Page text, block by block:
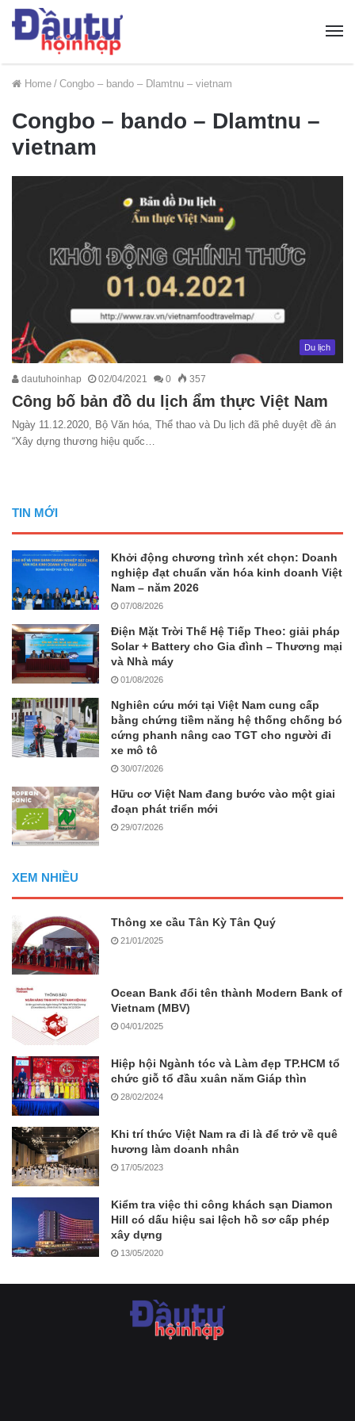
Home / Congbo – bando – Dlamtnu – vietnam
Congbo – bando – Dlamtnu –
vietnam
Du lịch
dautuhoinhap 02/04/2021 0 357
Công bố bản đồ du lịch ẩm thực Việt Nam
Ngày 11.12.2020, Bộ Văn hóa, Thể thao và Du lịch đã phê duyệt đề án
“Xây dựng thương hiệu quốc…
TIN MỚI
Khởi động chương trình xét chọn: Doanh
nghiệp đạt chuẩn văn hóa kinh doanh Việt
Nam – năm 2026
07/08/2026
Điện Mặt Trời Thế Hệ Tiếp Theo: giải pháp
Solar + Battery cho Gia đình – Thương mại
và Nhà máy
01/08/2026
Nghiên cứu mới tại Việt Nam cung cấp
bằng chứng tiềm năng hệ thống chống bó
cứng phanh nâng cao TGT cho người đi
xe mô tô
30/07/2026
Hữu cơ Việt Nam đang bước vào một giai
đoạn phát triển mới
29/07/2026
XEM NHIỀU
Thông xe cầu Tân Kỳ Tân Quý
21/01/2025
Ocean Bank đổi tên thành Modern Bank of
Vietnam (MBV)
04/01/2025
Hiệp hội Ngành tóc và Làm đẹp TP.HCM tổ
chức giỗ tổ đầu xuân năm Giáp thìn
28/02/2024
Khi trí thức Việt Nam ra đi là để trở về quê
hương làm doanh nhân
17/05/2023
Kiểm tra việc thi công khách sạn Diamon
Hill có dấu hiệu sai lệch hồ sơ cấp phép
xây dựng
13/05/2020